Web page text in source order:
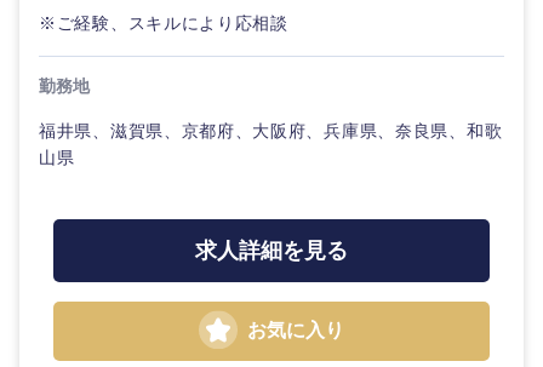
九州・沖縄
※ご経験、スキルにより応相談
勤務地
福井県、滋賀県、京都府、大阪府、兵庫県、奈良県、和歌
山県
求人詳細を見る
お気に入り